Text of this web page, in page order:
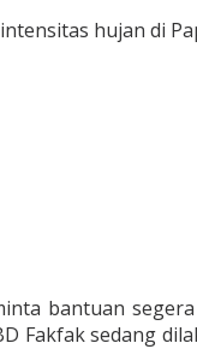
hujan di
bantuan
Fakfak sedang